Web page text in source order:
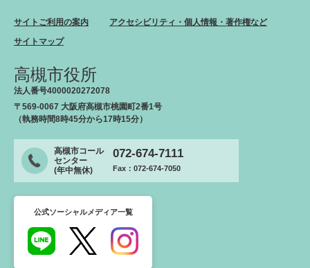
サイトご利用の案内
アクセシビリティ・個人情報・著作権など
サイトマップ
高槻市役所
法人番号4000020272078
〒569-0067 大阪府高槻市桃園町2番1号
（執務時間8時45分から17時15分）
高槻市コール
センター
(年中無休)
072-674-7111
Fax：072-674-7050
公式ソーシャルメディア一覧